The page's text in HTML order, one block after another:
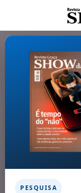
PESQUISA
Esperar
paciência,
Altíssimo
15/01/2025
Facebook